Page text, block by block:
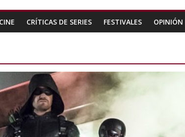
CRÍTICAS DE SERIES FESTIVALES OPINIÓN